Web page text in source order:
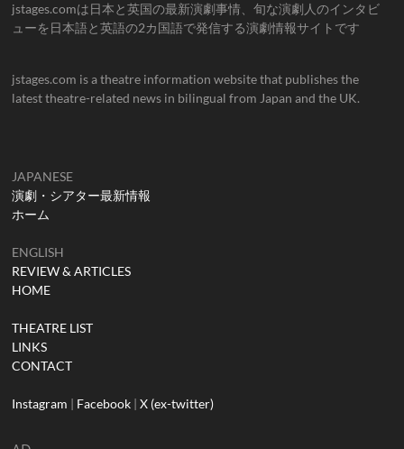
jstages.comは日本と英国の最新演劇事情、旬な演劇人のインタビ
ューを日本語と英語の2カ国語で発信する演劇情報サイトです
jstages.com is a theatre information website that publishes the
latest theatre-related news in bilingual from Japan and the UK.
JAPANESE
演劇・シアター最新情報
ホーム
ENGLISH
REVIEW & ARTICLES
HOME
THEATRE LIST
LINKS
CONTACT
Instagram | Facebook |X (ex-twitter)